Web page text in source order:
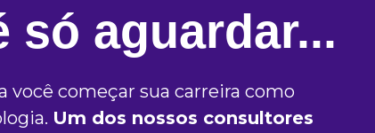
só aguardar...
você começar sua carreira como
Um dos nossos consultores